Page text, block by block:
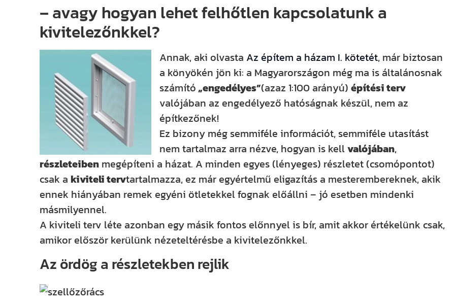
– avagy hogyan lehet felhőtlen kapcsolatunk a
kivitelezőnkkel?
Annak, aki olvasta Az építem a házam I. kötetét, már biztosan
a könyökén jön ki: a Magyarországon még ma is általánosnak
számító„engedélyes”(azaz 1:100 arányú)építési terv
valójában az engedélyező hatóságnak készül, nem az
építkezőnek!
Ez bizony még semmiféle információt, semmiféle utasítást
nem tartalmaz arra nézve, hogyan is kellvalójában,
részleteiben megépíteni a házat. A minden egyes (lényeges) részletet (csomópontot)
csak a kiviteli tervtartalmazza, ez már egyértelmű eligazítás a mesterembereknek, akik
ennek hiányában remek egyéni ötletekkel fognak előállni – jó esetben mindenki
másmilyennel.
A kiviteli terv léte azonban egy másik fontos előnnyel is bír, amit akkor értékelünk csak,
amikor először kerülünk nézeteltérésbe a kivitelezőnkkel.
Az ördög a részletekben rejlik